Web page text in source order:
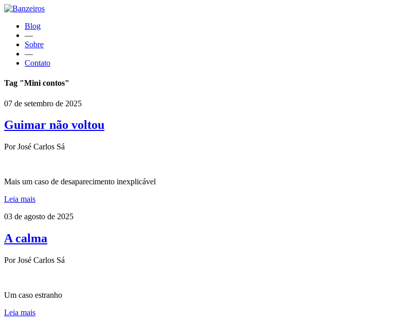
Blog
—
Sobre
—
Contato
Tag "Mini contos"
07 de setembro de 2025
Guimar não voltou
Por José Carlos Sá
Mais um caso de desaparecimento inexplicável
Leia mais
03 de agosto de 2025
A calma
Por José Carlos Sá
Um caso estranho
Leia mais